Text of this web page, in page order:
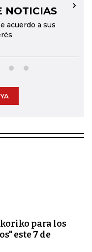
NOTICIAS
acuerdo a sus
→
para los
este 7 de